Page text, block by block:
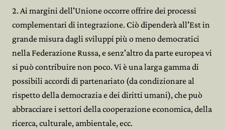
2. Ai margini dell'Unione occorre offrire dei processi
complementari di integrazione. Ciò dipenderà all'Est in
grande misura dagli sviluppi più o meno democratici
nella Federazione Russa, e senz'altro da parte europea vi
si può contribuire non poco. Vi è una larga gamma di
possibili accordi di partenariato (da condizionare al
rispetto della democrazia e dei diritti umani), che può
abbracciare i settori della cooperazione economica, della
ricerca, culturale, ambientale, ecc.